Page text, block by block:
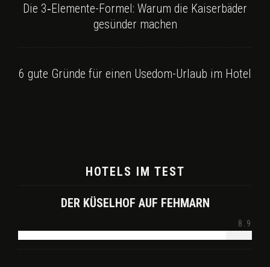
Die 3‑Elemente-Formel: Warum die Kaiserbäder
gesünder machen
6 gute Gründe für einen Usedom-Urlaub im Hotel
HOTELS IM TEST
DER KÜSELHOF AUF FEHMARN
8.9